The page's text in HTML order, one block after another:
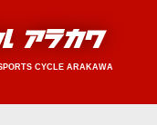
CYCLE ARAKAWA